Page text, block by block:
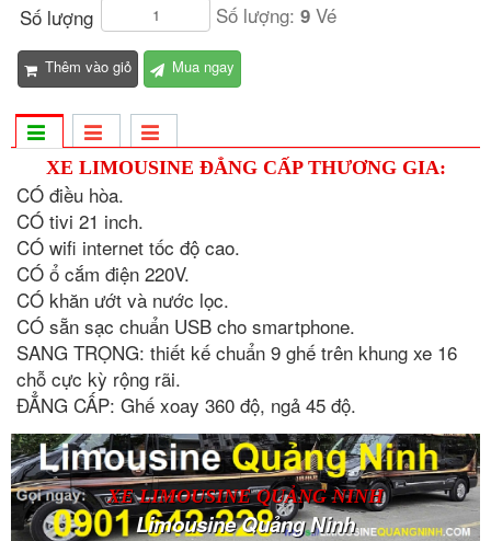
Số lượng Số lượng: 9 Vé
Thêm vào giỏ Mua ngay
XE LIMOUSINE ĐẲNG CẤP THƯƠNG GIA:
CÓ điều hòa.
CÓ tivi 21 inch.
CÓ wifi internet tốc độ cao.
CÓ ổ cắm điện 220V.
CÓ khăn ướt và nước lọc.
CÓ sẵn sạc chuẩn USB cho smartphone.
SANG TRỌNG: thiết kế chuẩn 9 ghế trên khung xe 16
chỗ cực kỳ rộng rãi.
ĐẲNG CẤP: Ghế xoay 360 độ, ngả 45 độ.
XE LIMOUSINE QUẢNG NINH
Limousine Quảng Ninh